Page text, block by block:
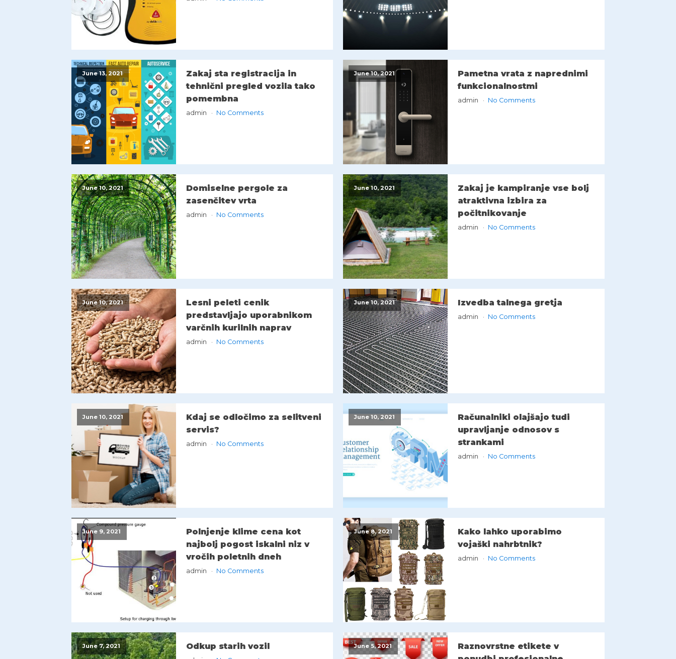
June 13, 2021
Zakaj sta registracija in
tehnični pregled vozila tako
pomembna
admin No Comments
June 10, 2021
Pametna vrata z naprednimi
funkcionalnostmi
admin No Comments
June 10, 2021
Domiselne pergole za
zasenčitev vrta
admin No Comments
June 10, 2021
Zakaj je kampiranje vse bolj
atraktivna izbira za
počitnikovanje
admin No Comments
June 10, 2021
Lesni peleti cenik
predstavljajo uporabnikom
varčnih kurilnih naprav
admin No Comments
June 10, 2021 Izvedba talnega gretja
admin No Comments
June 10, 2021
Kdaj se odločimo za selitveni
servis?
admin No Comments
June 10, 2021
Računalniki olajšajo tudi
upravljanje odnosov s
strankami
admin No Comments
June 9, 2021
Polnjenje klime cena kot
najbolj pogost iskalni niz v
vročih poletnih dneh
admin No Comments
June 8, 2021
Kako lahko uporabimo
vojaški nahrbtnik?
admin No Comments
June 7, 2021 Odkup starih vozil June 5, 2021
Raznovrstne etikete v